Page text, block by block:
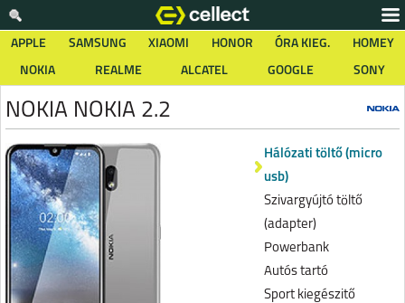
APPLE SAMSUNG XIAOMI HONOR ÓRA KIEG.
HOMEY
NOKIA
REALME ALCATEL GOOGLE SONY
NOKIA NOKIA 2.2
Hálózati töltő (micro
usb)
Szivargyújtó töltő
(adapter)
Powerbank
Autós tartó
Sport kiegészitő